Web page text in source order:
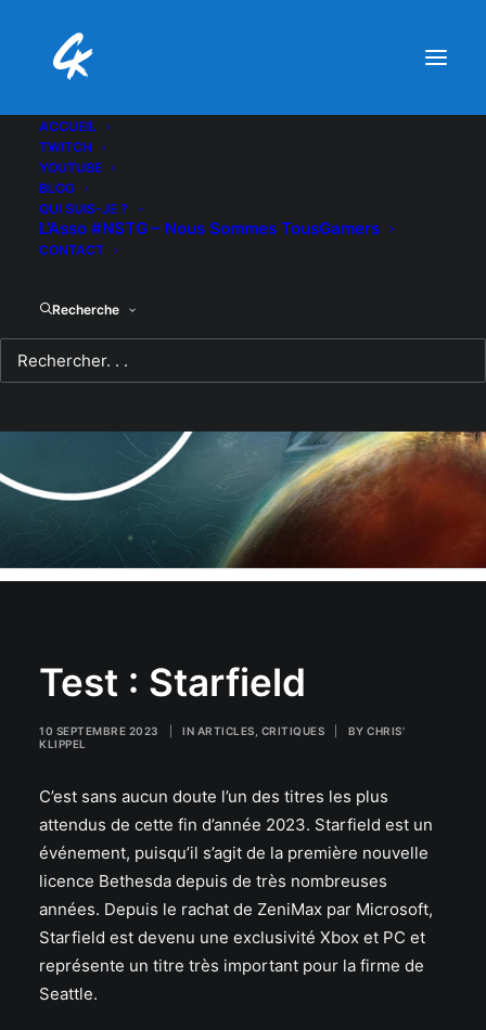
ACCUEIL
TWITCH
YOUTUBE
BLOG
QUI SUIS-JE ?
L’Asso #NSTG – Nous Sommes TousGamers
CONTACT
Recherche
Test : Starfield
10 SEPTEMBRE 2023 IN ARTICLES CRITIQUES BY CHRIS'
KLIPPEL
C’est sans aucun doute l’un des titres les plus
attendus de cette fin d’année 2023. Starfield est un
événement, puisqu’il s’agit de la première nouvelle
licence Bethesda depuis de très nombreuses
années. Depuis le rachat de ZeniMax par Microsoft,
Starfield est devenu une exclusivité Xbox et PC et
représente un titre très important pour la firme de
Seattle.